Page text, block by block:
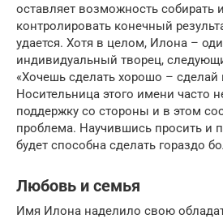
оставляет возможность
контролировать конечный
удается. Хотя в целом, Илона –
индивидуальный творец,
«Хочешь сделать хорошо – сделай
Носительница этого имени часто
поддержку со стороны и в этом
проблема. Научившись просить и
будет способна сделать гораздо
Любовь и семья
Имя Илона наделило свою